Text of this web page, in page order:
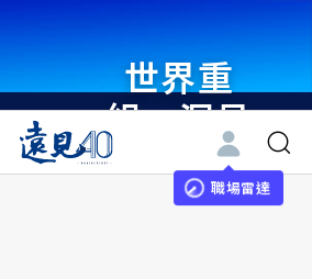
世界重
組・洞見
未來 與
世界領袖
職場雷達